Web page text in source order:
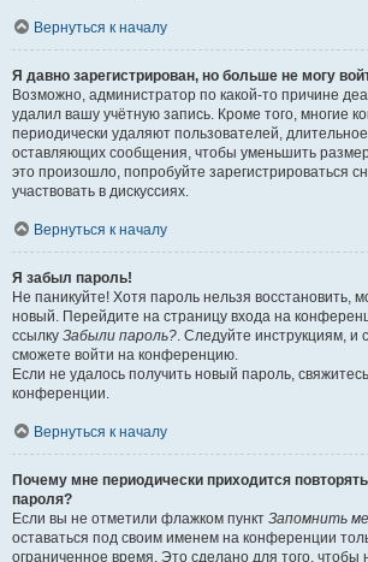
Вернуться к началу
Я давно зарегистрирован, но больше не могу
Возможно, администратор по какой-то причине
удалил вашу учётную запись. Кроме того, многие
периодически удаляют пользователей,
оставляющих сообщения, чтобы уменьшить
это произошло, попробуйте зарегистрироваться
участвовать в дискуссиях.
Вернуться к началу
Я забыл пароль!
Не паникуйте! Хотя пароль нельзя восстановить,
новый. Перейдите на страницу входа на
ссылку Забыли пароль?. Следуйте инструкциям, и
сможете войти на конференцию.
Если не удалось получить новый пароль,
конференции.
Вернуться к началу
Почему мне периодически приходится
пароля?
Если вы не отметили флажком пункт Запомнить
оставаться под своим именем на конференции
ограниченное время. Это сделано для того, чтобы